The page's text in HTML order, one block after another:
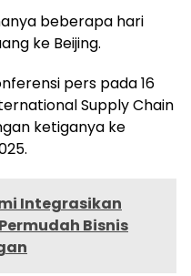
beberapa hari
ke Beijing.
pers pada 16
Supply Chain
ketiganya ke
Integrasikan
Bisnis